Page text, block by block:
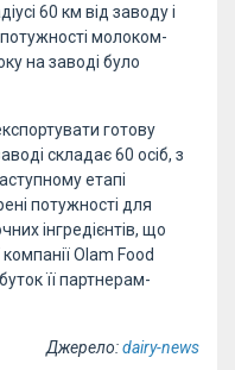
60 км від заводу і
молоком-
на заводі було
готову
складає 60 осіб, з
етапі
потужності для
інгредієнтів, що
Olam Food
її партнерам-
Джерело:dairy-news